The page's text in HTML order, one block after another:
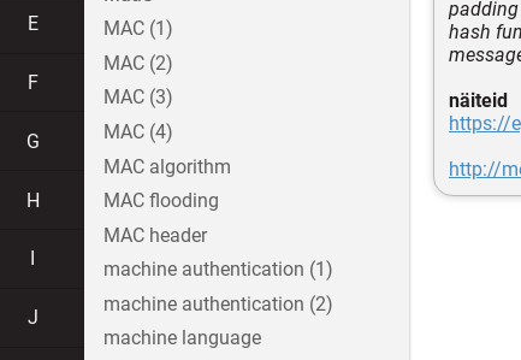
hash
näiteid
https://
http://
E
F
G
H
J
MAC (1)
MAC (2)
MAC (3)
MAC (4)
MAC algorithm
MAC flooding
MAC header
machine authentication (1)
machine authentication (2)
machine language